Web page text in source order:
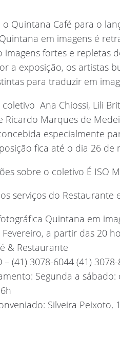
o Quintana Café para o
em imagens é
fortes e repletas
a exposição, os artistas
para traduzir em
 Ana Chiossi, Lili
Ricardo Marques de
especialmente
fica até o dia 26 de
sobre o coletivo É ISO
serviços do
Quintana em
a partir das 20
& Restaurante
– (41) 3078-6044 (41)
Segunda a sábado:
Silveira Peixoto,